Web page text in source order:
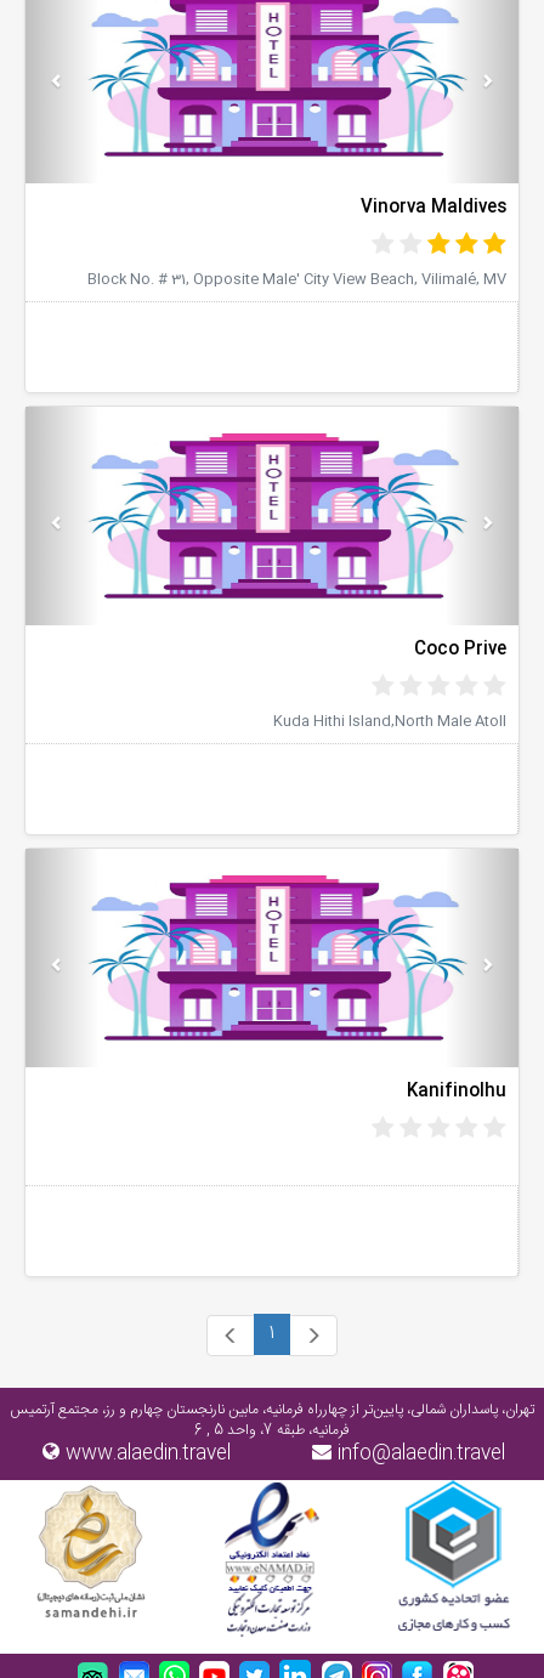
Vinorva Maldives
Block No. # 31, Opposite Male' City View Beach, Vilimalé, MV
Coco Prive
Kuda Hithi Island,North Male Atoll
Kanifinolhu
1
تهران، پاسداران شمالی، پایین‌تر از چهارراه فرمانیه، مابین نارنجستان چهارم و رز، مجتمع آرتمیس
فرمانیه، طبقه 7، واحد 5 , 6
info@alaedin.travel
www.alaedin.travel